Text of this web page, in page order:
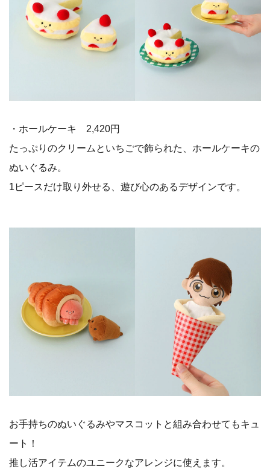
・ホールケーキ 2,420円
たっぷりのクリームといちごで飾られた、ホールケーキの
ぬいぐるみ。
1ピースだけ取り外せる、遊び心のあるデザインです。
お手持ちのぬいぐるみやマスコットと組み合わせてもキュ
ート！
推し活アイテムのユニークなアレンジに使えます。